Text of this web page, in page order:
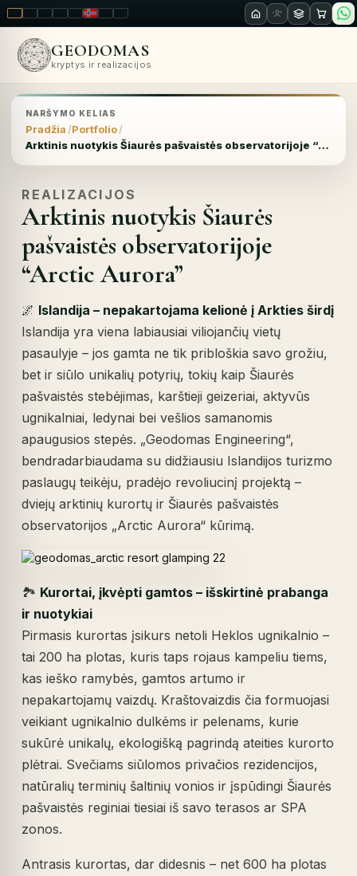
LT ENPL FR RUNOSKRO
GEODOMAS
kryptys ir realizacijos
NARŠYMO KELIAS
Pradžia Portfolio
Arktinis nuotykis Šiaurės pašvaistės observatorijoje “Arctic Aurora”
REALIZACIJOS
Arktinis nuotykis Šiaurės
pašvaistės observatorijoje
“Arctic Aurora”
🌌 Islandija – nepakartojama kelionė į Arkties širdį
Islandija yra viena labiausiai viliojančių vietų
pasaulyje – jos gamta ne tik pribloškia savo grožiu,
bet ir siūlo unikalių potyrių, tokių kaip Šiaurės
pašvaistės stebėjimas, karštieji geizeriai, aktyvūs
ugnikalniai, ledynai bei vešlios samanomis
apaugusios stepės. „Geodomas Engineering“,
bendradarbiaudama su didžiausiu Islandijos turizmo
paslaugų teikėju, pradėjo revoliucinį projektą –
dviejų arktinių kurortų ir Šiaurės pašvaistės
observatorijos „Arctic Aurora“ kūrimą.
🏞️ Kurortai, įkvėpti gamtos – išskirtinė prabanga
ir nuotykiai
Pirmasis kurortas įsikurs netoli Heklos ugnikalnio –
tai 200 ha plotas, kuris taps rojaus kampeliu tiems,
kas ieško ramybės, gamtos artumo ir
nepakartojamų vaizdų. Kraštovaizdis čia formuojasi
veikiant ugnikalnio dulkėms ir pelenams, kurie
sukūrė unikalų, ekologišką pagrindą ateities kurorto
plėtrai. Svečiams siūlomos privačios rezidencijos,
natūralių terminių šaltinių vonios ir įspūdingi Šiaurės
pašvaistės reginiai tiesiai iš savo terasos ar SPA
zonos.
Antrasis kurortas, dar didesnis – net 600 ha plotas